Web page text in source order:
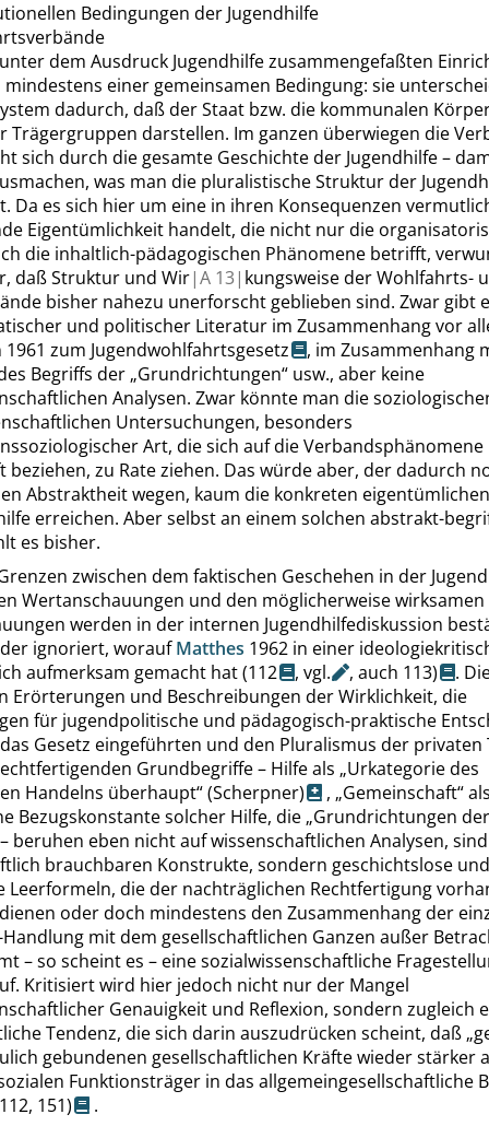
Bedingungen der Jugendhilfe
dem Ausdruck Jugendhilfe zusammengefaßten
einer gemeinsamen Bedingung: sie
dadurch, daß der Staat bzw. die kommunalen
Trägergruppen darstellen. Im ganzen überwiegen die
sich durch die gesamte Geschichte der Jugendhilfe –
was man die pluralistische Struktur der
Da es sich hier um eine in ihren Konsequenzen
Eigentümlichkeit handelt, die nicht nur die
die inhaltlich-pädagogischen Phänomene betrifft,
daß Struktur und Wir|A 13| kungsweise der Wohlfahrts-
bisher nahezu unerforscht geblieben sind. Zwar gibt
und politischer Literatur im Zusammenhang vor
1961 zum Jugendwohlfahrtsgesetz
, im Zusammenhang
Begriffs der „Grundrichtungen“ usw., aber keine
Analysen. Zwar könnte man die
Untersuchungen, besonders
Art, die sich auf die
beziehen, zu Rate ziehen. Das würde aber, der dadurch
Abstraktheit wegen, kaum die konkreten
erreichen. Aber selbst an einem solchen abstrakt-
es bisher.
zwischen dem faktischen Geschehen in der
Wertanschauungen und den möglicherweise wirksamen
werden in der internen Jugendhilfediskussion
ignoriert, woraufMatthes 1962 in einer
aufmerksam gemacht hat(112 , vgl. ,auch 113)
.
Erörterungen und Beschreibungen der Wirklichkeit, die
für jugendpolitische und pädagogisch-praktische
Gesetz eingeführten und den Pluralismus der privaten
Grundbegriffe – Hilfe als „Urkategorie des
Handelns überhaupt“(Scherpner) , „Gemeinschaft“
Bezugskonstante solcher Hilfe, die „Grundrichtungen der
beruhen eben nicht auf wissenschaftlichen Analysen,
brauchbaren Konstrukte, sondern geschichtslose und
Leerformeln, die der nachträglichen Rechtfertigung
oder doch mindestens den Zusammenhang der
Handlung mit dem gesellschaftlichen Ganzen außer
– so scheint es – eine sozialwissenschaftliche
Kritisiert wird hier jedoch nicht nur der Mangel
Genauigkeit und Reflexion, sondern zugleich
Tendenz, die sich darin auszudrücken scheint, daß „
gebundenen gesellschaftlichen Kräfte wieder stärker
Funktionsträger in das allgemeingesellschaftliche
151)
.